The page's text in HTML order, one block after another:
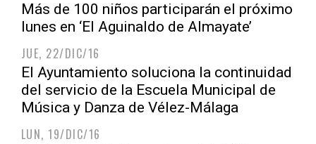
Más de 100 niños participarán el próximo
lunes en ‘El Aguinaldo de Almayate’
JUE, 22/DIC/16
El Ayuntamiento soluciona la continuidad
del servicio de la Escuela Municipal de
Música y Danza de Vélez-Málaga
LUN, 19/DIC/16